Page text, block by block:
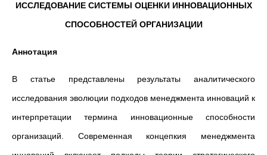
ИССЛЕДОВАНИЕ СИСТЕМЫ ОЦЕНКИ ИННОВАЦИОННЫХ
СПОСОБНОСТЕЙ ОРГАНИЗАЦИИ
Аннотация
В статье представлены результаты аналитического
исследования эволюции подходов менеджмента инноваций к
интерпретации термина инновационные способности
организаций. Современная концепкия менеджмента